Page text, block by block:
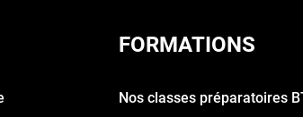
FORMATIONS
Nos classes préparatoires